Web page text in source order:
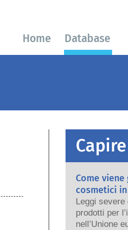
Home Database
Come
cosmetici in
Leggi
prodotti per
nell’Unione